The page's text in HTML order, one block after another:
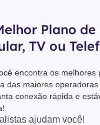
Plano
TV ou
encontra os melhores
das maiores operadoras
conexão rápida e
ajudam você!